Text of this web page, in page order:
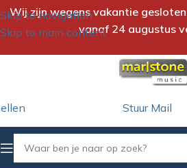
Skip to navigation
Skip to main content
Wij zijn wegens vakantie
vanaf 24 augustus
Stuur Mail